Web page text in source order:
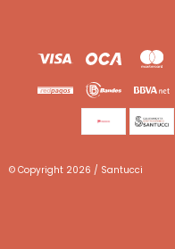
© Copyright 2026 / Santucci